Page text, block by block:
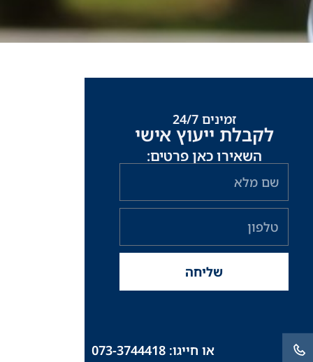
זמינים 24/7
לקבלת ייעוץ אישי
השאירו כאן פרטים:
מלא
שליחה
או חייגו: 073-3744418